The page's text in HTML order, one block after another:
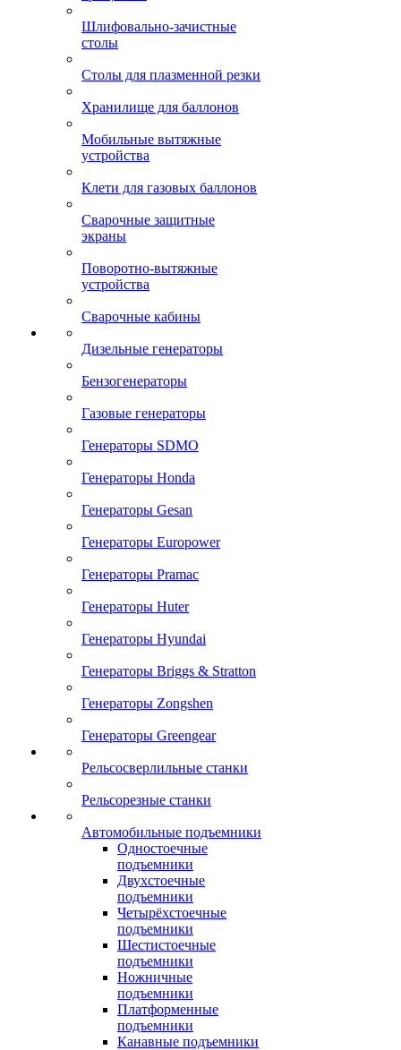
Шлифовально-зачистные
столы
Столы для плазменной резки
Хранилище для баллонов
Мобильные вытяжные
устройства
Клети для газовых баллонов
Сварочные защитные
экраны
Поворотно-вытяжные
устройства
Сварочные кабины
Дизельные генераторы
Бензогенераторы
Газовые генераторы
Генераторы SDMO
Генераторы Honda
Генераторы Gesan
Генераторы Europower
Генераторы Pramac
Генераторы Huter
Генераторы Hyundai
Генераторы Briggs & Stratton
Генераторы Zongshen
Генераторы Greengear
Рельсосверлильные станки
Рельсорезные станки
Автомобильные подъемники
Одностоечные
подъемники
Двухстоечные
подъемники
Четырёхстоечные
подъемники
Шестистоечные
подъемники
Ножничные
подъемники
Платформенные
подъемники
Канавные подъемники